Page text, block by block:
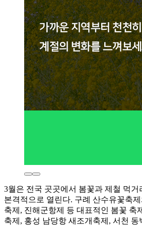
3월은 전국 곳곳에서 봄꽃과 제철 먹
본격적으로 열린다. 구례 산수유꽃축
축제, 진해군항제 등 대표적인 봄꽃 축
축제, 홍성 남당항 새조개축제, 서천 동